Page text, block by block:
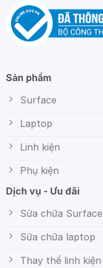
Sản phẩm
Surface
Laptop
Linh kiện
Phụ kiện
Dịch vụ - Ưu đãi
Sửa chữa Surface
Sữa chữa laptop
Thay thế linh kiện